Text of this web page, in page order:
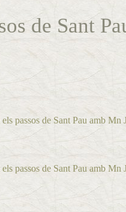
de Sant